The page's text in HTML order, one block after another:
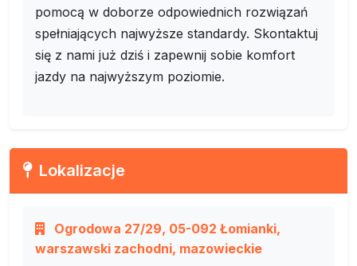
pomocą w doborze odpowiednich rozwiązań
spełniających najwyższe standardy. Skontaktuj
się z nami już dziś i zapewnij sobie komfort
jazdy na najwyższym poziomie.
Lokalizacje
Ogrodowa 27/29, 05-092 Łomianki,
warszawski zachodni, mazowieckie